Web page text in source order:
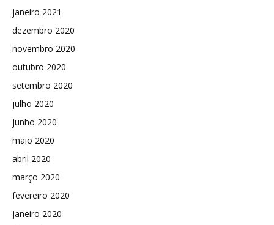
janeiro 2021
dezembro 2020
novembro 2020
outubro 2020
setembro 2020
julho 2020
junho 2020
maio 2020
abril 2020
março 2020
fevereiro 2020
janeiro 2020